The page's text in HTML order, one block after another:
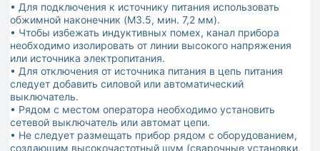
• Для подключения к источнику питания использовать
обжимной наконечник (M3.5, мин. 7,2 мм).
• Чтобы избежать индуктивных помех, канал прибора
необходимо изолировать от линии высокого напряжения
или источника электропитания.
• Для отключения от источника питания в цепь питания
следует добавить силовой или автоматический
выключатель.
• Рядом с местом оператора необходимо установить
сетевой выключатель или автомат цепи.
• Не следует размещать прибор рядом с оборудованием,
создающим высокочастотный шум (сварочные установки,